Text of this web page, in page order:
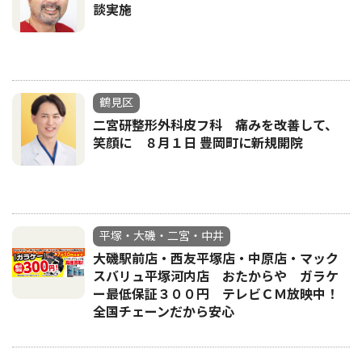
談実施
鶴見区
二宮研整形外科皮フ科 痛みを改善して、
笑顔に ８月１日 豊岡町に新規開院
平塚・大磯・二宮・中井
大磯駅前店・西友平塚店・中原店・マック
スバリュ平塚河内店 おたからや ガラケ
ー最低保証３００円 テレビＣＭ放映中！
全国チェーンだから安心